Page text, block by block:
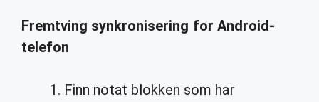
Fremtving synkronisering for Android-
telefon
Finn notat blokken som har